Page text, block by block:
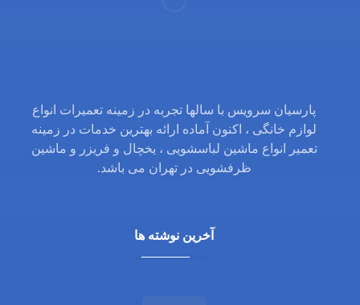
پارسیان سرویس با سالها تجربه در زمینه تعمیرات انواع
لوازم خانگی ، اکنون آماده ارائه بهترین خدمات در زمینه
تعمیر انواع ماشین لباسشویی ، یخچال و فریزر و ماشین
ظرفشویی در تهران می باشد.
آخرین نوشته ها